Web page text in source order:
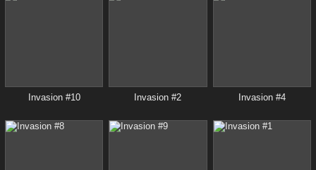
Invasion #10 Invasion #2 Invasion #4